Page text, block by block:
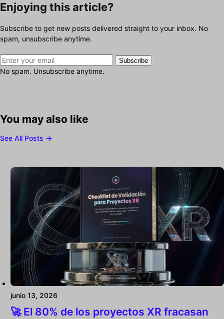
Enjoying this article?
Subscribe to get new posts delivered straight to your inbox. No
spam, unsubscribe anytime.
Subscribe
No spam. Unsubscribe anytime.
You may also like
See All Posts →
junio 13, 2026
🚀 El 80% de los proyectos XR fracasan